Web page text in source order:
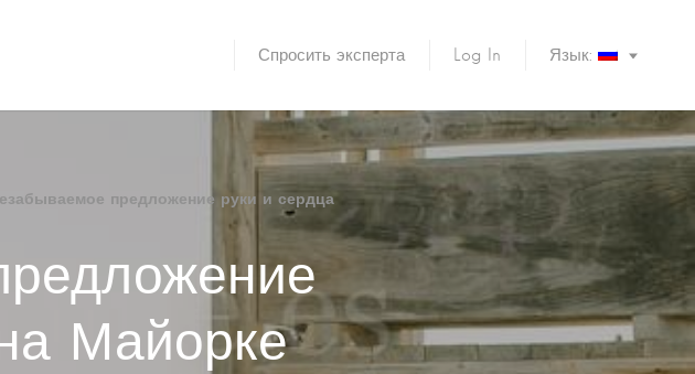
Спросить эксперта Log In Язык:
предложение руки и сердца
Майорке